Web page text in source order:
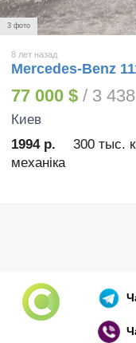
3 фото
8 лет назад
Mercedes-Benz
77 000 $ / 3
Киев
1994 р.
300 тыс.
механіка